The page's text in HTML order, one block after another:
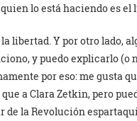
lo está haciendo es el
libertad. Y por otro lado,
y puedo explicarlo
por eso: me gusta
a Clara Zetkin, pero
la Revolución